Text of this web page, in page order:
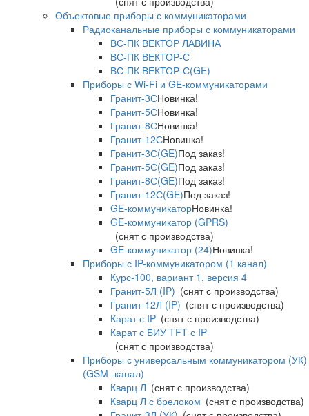
Объектовые приборы с коммуникаторами
Радиоканальные приборы с коммуникаторами
ВС-ПК ВЕКТОР ЛАВИНА
ВС-ПК ВЕКТОР-С
ВС-ПК ВЕКТОР-С(GE)
Приборы с Wi-Fi и GE-коммуникаторами
Гранит-3СНовинка!
Гранит-5СНовинка!
Гранит-8СНовинка!
Гранит-12СНовинка!
Гранит-3С(GE)Под заказ!
Гранит-5С(GE)Под заказ!
Гранит-8С(GE)Под заказ!
Гранит-12С(GE)Под заказ!
GE-коммуникаторНовинка!
GE-коммуникатор (GPRS)
(снят с производства)
GE-коммуникатор (24)Новинка!
Приборы с IP-коммуникатором (1 канал)
Курс-100, вариант 1, версия 4
Гранит-5Л (IP) (снят с производства)
Гранит-12Л (IP) (снят с производства)
Карат с IP (снят с производства)
Карат с БИУ TFT с IP
(снят с производства)
Приборы с универсальным коммуникатором (УК)
(GSM -канал)
Кварц Л (снят с производства)
Кварц Л с брелоком (снят с производства)